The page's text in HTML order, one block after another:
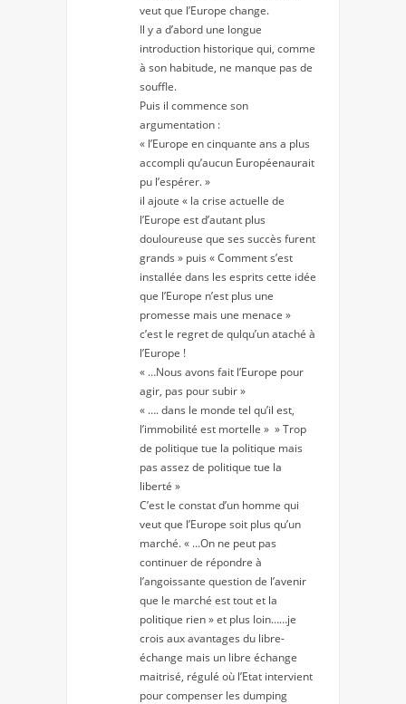
veut que l’Europe change.
Il y a d’abord une longue
introduction historique qui, comme
à son habitude, ne manque pas de
souffle.
Puis il commence son
argumentation :
« l’Europe en cinquante ans a plus
accompli qu’aucun Européenaurait
pu l’espérer. »
il ajoute « la crise actuelle de
l’Europe est d’autant plus
douloureuse que ses succès furent
grands » puis « Comment s’est
installée dans les esprits cette idée
que l’Europe n’est plus une
promesse mais une menace »
c’est le regret de qulqu’un ataché à
l’Europe !
« …Nous avons fait l’Europe pour
agir, pas pour subir »
« …. dans le monde tel qu’il est,
l’immobilité est mortelle » » Trop
de politique tue la politique mais
pas assez de politique tue la
liberté »
C’est le constat d’un homme qui
veut que l’Europe soit plus qu’un
marché. « …On ne peut pas
continuer de répondre à
l’angoissante question de l’avenir
que le marché est tout et la
politique rien » et plus loin……je
crois aux avantages du libre-
échange mais un libre échange
maitrisé, régulé où l’Etat intervient
pour compenser les dumping